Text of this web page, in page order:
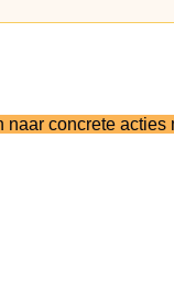
concrete acties